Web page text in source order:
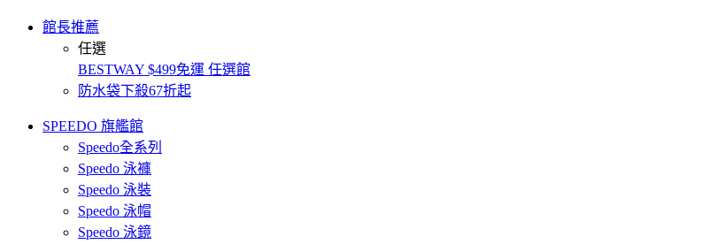
館長推薦
任選
BESTWAY $499免運 任選館
防水袋下殺67折起
SPEEDO 旗艦館
Speedo全系列
Speedo 泳褲
Speedo 泳裝
Speedo 泳帽
Speedo 泳鏡